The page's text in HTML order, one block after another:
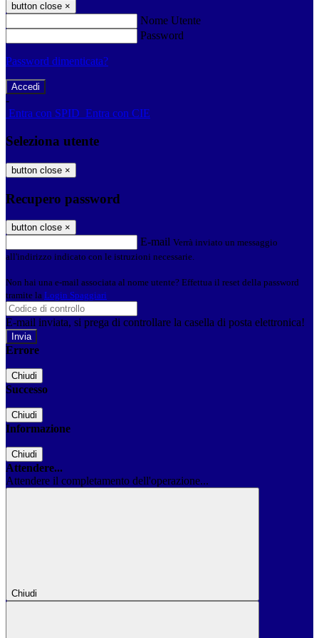
button close ×
Nome Utente
Password
Password dimenticata?
-
Entra con SPID Entra con CIE
Seleziona utente
button close ×
Recupero password
button close ×
E-mail Verrà inviato un messaggio
all'indirizzo indicato con le istruzioni necessarie.
Non hai una e-mail associata al nome utente? Effettua il reset della password
tramite la Login Spaggiari
E-mail inviata, si prega di controllare la casella di posta elettronica!
Errore
Chiudi
Successo
Chiudi
Informazione
Chiudi
Attendere...
Attendere il completamento dell'operazione...
Chiudi